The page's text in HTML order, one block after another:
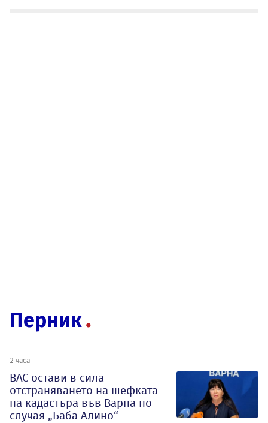
Перник
2 часа
ВАС остави в сила
отстраняването на шефката
на кадастъра във Варна по
случая „Баба Алино“